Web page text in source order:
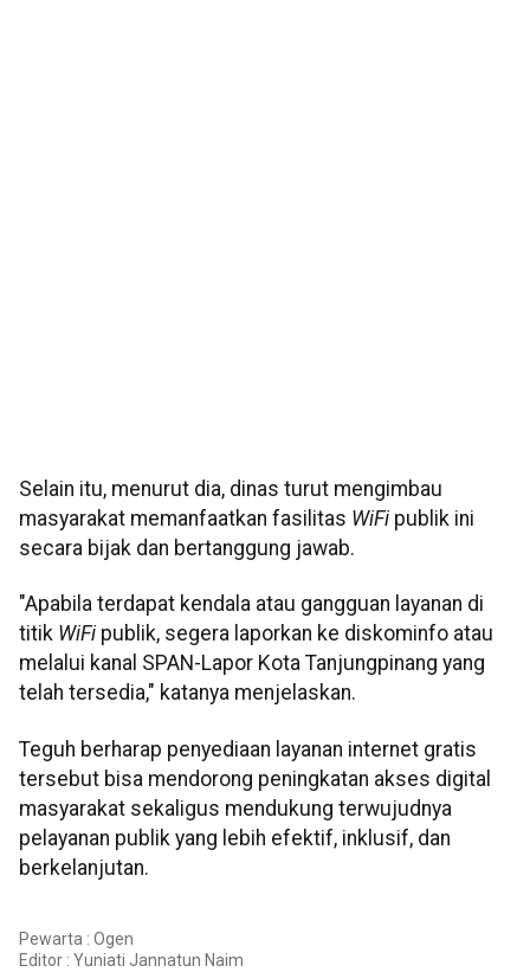
Selain itu, menurut dia, dinas turut mengimbau
masyarakat memanfaatkan fasilitas WiFi publik ini
secara bijak dan bertanggung jawab.
"Apabila terdapat kendala atau gangguan layanan di
titik WiFi publik, segera laporkan ke diskominfo atau
melalui kanal SPAN-Lapor Kota Tanjungpinang yang
telah tersedia," katanya menjelaskan.
Teguh berharap penyediaan layanan internet gratis
tersebut bisa mendorong peningkatan akses digital
masyarakat sekaligus mendukung terwujudnya
pelayanan publik yang lebih efektif, inklusif, dan
berkelanjutan.
Pewarta : Ogen
Editor : Yuniati Jannatun Naim